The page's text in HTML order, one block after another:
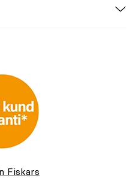
stålblad
arbetet och
Förvara verktyget
för säker
Fiskars